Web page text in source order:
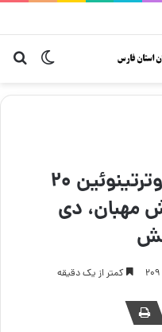
تغییر
کلید توزیع کپسول ایزوترتینوئین ۲۰
مهبان، دی
209 کمتر از یک دقیقه